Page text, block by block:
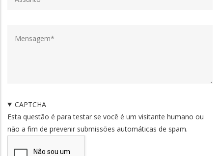
CAPTCHA
Esta questão é para testar se você é um visitante humano ou
não a fim de prevenir submissões automáticas de spam.